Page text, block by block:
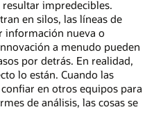
impredecibles.
en silos, las líneas de
información nueva o
a menudo pueden
por detrás. En realidad,
lo están. Cuando las
en otros equipos para
de análisis, las cosas se